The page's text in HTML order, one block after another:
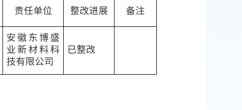
责任单位 整改进展 备注
安徽东博盛
业新材料科
技有限公司
已整改